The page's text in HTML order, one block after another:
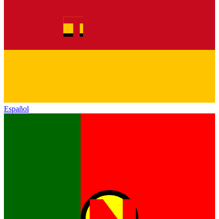
Español